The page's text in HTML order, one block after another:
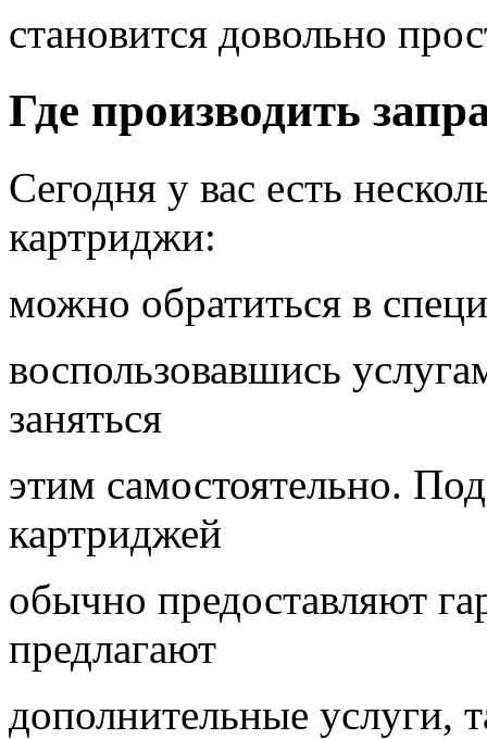
становится довольно
Где производить
Сегодня у вас есть
картриджи:
можно обратиться в
воспользовавшись
заняться
этим самостоятельно.
картриджей
обычно предоставляют
предлагают
дополнительные услуги,